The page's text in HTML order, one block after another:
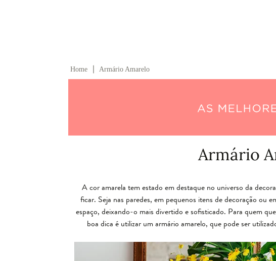
Home Armário Amarelo
Armário
A cor amarela tem estado em destaque no universo da
ficar. Seja nas paredes, em pequenos itens de decoração ou
espaço, deixando-o mais divertido e sofisticado. Para quem
boa dica é utilizar um armário amarelo, que pode ser